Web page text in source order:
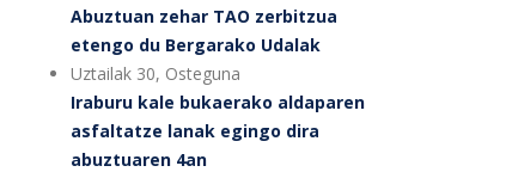
Abuztuan zehar TAO zerbitzua
etengo du Bergarako Udalak
Uztailak 30, Osteguna
Iraburu kale bukaerako aldaparen
asfaltatze lanak egingo dira
abuztuaren 4an